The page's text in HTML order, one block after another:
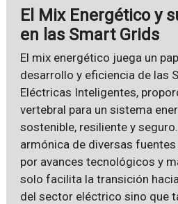
El Mix Energético y
en las Smart Grids
El mix energético juega un
desarrollo y eficiencia de las
Eléctricas Inteligentes,
vertebral para un sistema
sostenible, resiliente y
armónica de diversas fuentes
por avances tecnológicos y
solo facilita la transición
del sector eléctrico sino que